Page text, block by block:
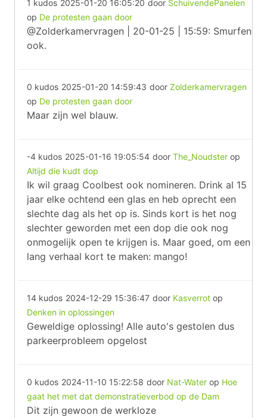
1 kudos 2025-01-20 16:05:20 door SchuivendePanelen
op De protesten gaan door
@Zolderkamervragen | 20-01-25 | 15:59: Smurfen
ook.
0 kudos 2025-01-20 14:59:43 door Zolderkamervragen
op De protesten gaan door
Maar zijn wel blauw.
-4 kudos 2025-01-16 19:05:54 door The_Noudster op
Altijd die kudt dop
Ik wil graag Coolbest ook nomineren. Drink al 15
jaar elke ochtend een glas en heb oprecht een
slechte dag als het op is. Sinds kort is het nog
slechter geworden met een dop die ook nog
onmogelijk open te krijgen is. Maar goed, om een
lang verhaal kort te maken: mango!
14 kudos 2024-12-29 15:36:47 door Kasverrot op
Denken in oplossingen
Geweldige oplossing! Alle auto's gestolen dus
parkeerprobleem opgelost
0 kudos 2024-11-10 15:22:58 door Nat-Water op Hoe
gaat het met dat demonstratieverbod op de Dam
Dit zijn gewoon de werkloze